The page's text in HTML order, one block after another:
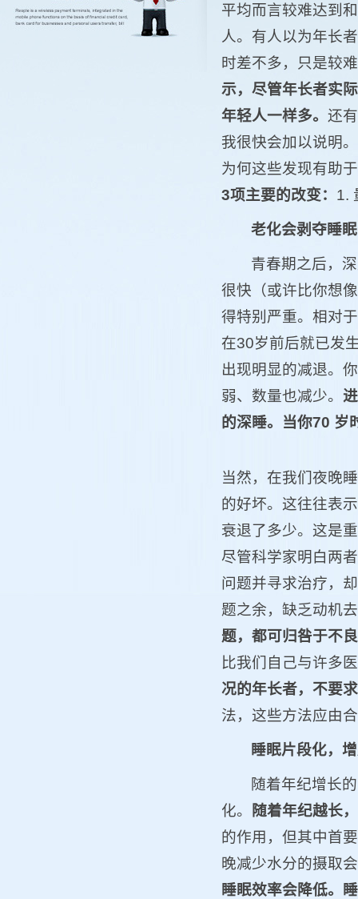
平均而言较难达到
人。有人以为年长
时差不多，只是较
示，尽管年长者实
年轻人一样多。 还
我很快会加以说明
为何这些发现有助
3项主要的改变： 1.
老化会剥夺睡
青春期之后，
很快（或许比你想
得特别严重。相对
在30岁前后就已发
出现明显的减退。
弱、数量也减少。
的深睡。当你70 岁
当然，在我们夜晚
的好坏。这往往表
衰退了多少。这是
尽管科学家明白两
问题并寻求治疗，
题之余，缺乏动机
题，都可归咎于不
比我们自己与许多
况的年长者，不要
法，这些方法应由
睡眠片段化，
随着年纪增长
化。
随着年纪越长
的作用，但其中首
晚减少水分的摄取
睡眠效率会降低。